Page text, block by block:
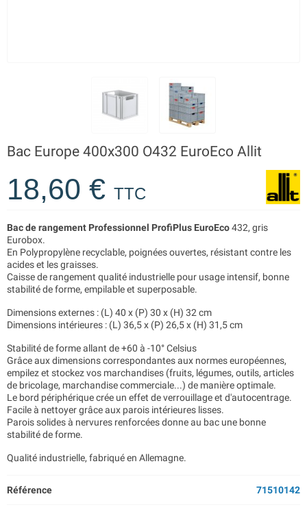
Bac Europe 400x300 O432 EuroEco Allit
18,60 € TTC
Bac de rangement Professionnel ProfiPlus EuroEco432, gris
Eurobox.
En Polypropylène recyclable, poignées ouvertes, résistant contre les
acides et les graisses.
Caisse de rangement qualité industrielle pour usage intensif, bonne
stabilité de forme, empilable et superposable.
Dimensions externes : (L) 40 x (P) 30 x (H) 32 cm
Dimensions intérieures : (L) 36,5 x (P) 26,5 x (H) 31,5 cm
Stabilité de forme allant de +60 à -10° Celsius
Grâce aux dimensions correspondantes aux normes européennes,
empilez et stockez vos marchandises (fruits, légumes, outils, articles
de bricolage, marchandise commerciale...) de manière optimale.
Le bord périphérique crée un effet de verrouillage et d'autocentrage.
Facile à nettoyer grâce aux parois intérieures lisses.
Parois solides à nervures renforcées donne au bac une bonne
stabilité de forme.
Qualité industrielle, fabriqué en Allemagne.
Référence 71510142